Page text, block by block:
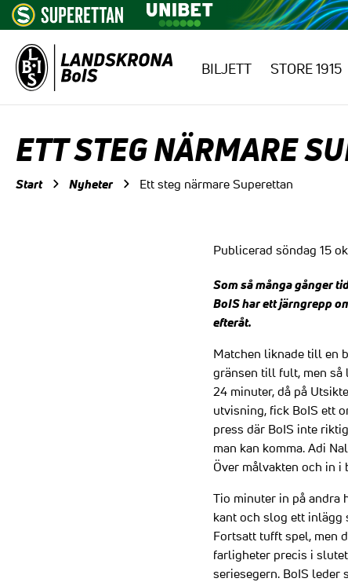
BILJETT STORE 1915
ETT STEG NÄRMARE
Start Nyheter Ett steg närmare Superettan
Publicerad söndag 15
Som så många gånger
BoIS har ett järngrepp
efteråt.
Matchen liknade till en
gränsen till fult, men så
24 minuter, då på
utvisning, fick BoIS ett
press där BoIS inte
man kan komma. Adi
Över målvakten och in
Tio minuter in på andra
kant och slog ett inlägg
Fortsatt tufft spel, men
farligheter precis i
seriesegern. BoIS leder